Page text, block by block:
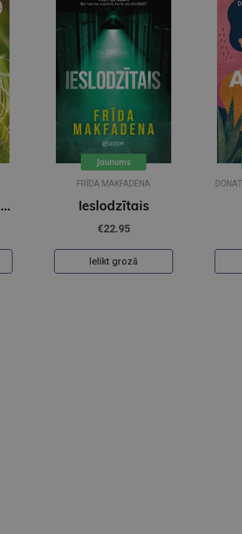
Zīda neceļi. Vakara romāns
Jaunums
FRĪDA MAKFADENA
Ieslodzītais
€22.95
Ielikt grozā